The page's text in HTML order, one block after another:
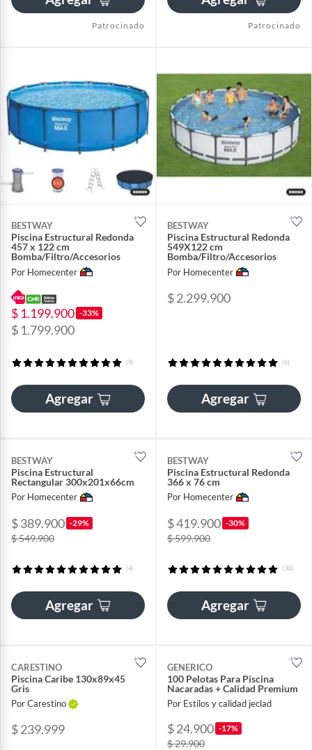
Patrocinado Patrocinado
BESTWAY
Piscina Estructural Redonda
457 x 122 cm
Bomba/Filtro/Accesorios
Por Homecenter
$ 1.199.900 -33%
$ 1.799.900
(9)
Agregar
BESTWAY
Piscina Estructural Redonda
549X122 cm
Bomba/Filtro/Accesorios
Por Homecenter
$ 2.299.900
(6)
Agregar
BESTWAY
Piscina Estructural
Rectangular 300x201x66cm
Por Homecenter
$ 389.900 -29%
$ 549.900
(4)
Agregar
BESTWAY
Piscina Estructural Redonda
366 x 76 cm
Por Homecenter
$ 419.900 -30%
$ 599.900
(30)
Agregar
CARESTINO
Piscina Caribe 130x89x45
Gris
Por Carestino
$ 239.999
GENERICO
100 Pelotas Para Piscina
Nacaradas + Calidad Premium
Por Estilos y calidad jeclad
$ 24.900 -17%
$ 29.900